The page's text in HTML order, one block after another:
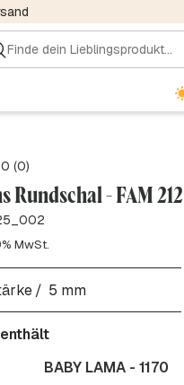
0 (0)
Rundschal - FAM 212
MwSt.
5 mm
BABY LAMA - 1170